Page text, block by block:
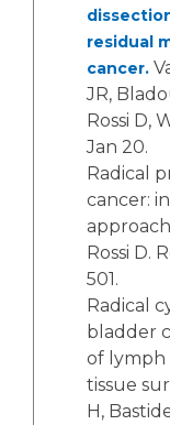
residual
cancer.
JR,
Rossi D,
Jan 20.
Radical
cancer:
Rossi D.
501.
Radical
bladder
of lymph
tissue
H,